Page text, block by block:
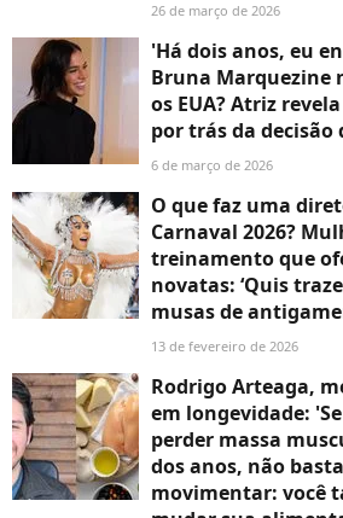
26 de março de 2026
'Há dois anos, eu
Bruna Marquezine
os EUA? Atriz
por trás da decisão
6 de março de 2026
O que faz uma
Carnaval 2026?
treinamento que
novatas: ‘Quis
musas de
13 de fevereiro de 2026
Rodrigo Arteaga,
em longevidade:
perder massa
dos anos, não
movimentar: você